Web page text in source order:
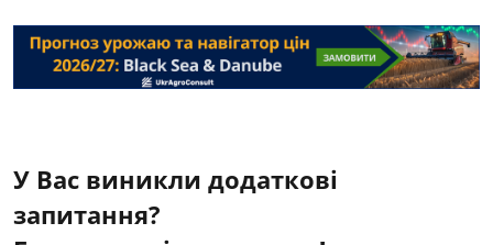
У Вас виникли додаткові
запитання?